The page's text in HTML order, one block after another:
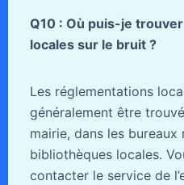
Q10 : Où puis-je
locales sur le bruit ?
Les réglementations
généralement être
mairie, dans les
bibliothèques locales.
contacter le service de